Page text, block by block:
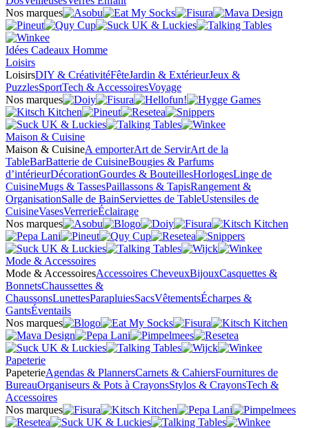
Nos marques
Idées Cadeaux Homme
Loisirs
LoisirsDIY & CréativitéFêteJardin & ExtérieurJeux &
PuzzlesSportTech & AccessoiresVoyage
Nos marques
Maison & Cuisine
Maison & CuisineA emporterArt de ServirArt de la
TableBarBatterie de CuisineBougies & Parfums
d’intérieurDécorationGourdes & BouteillesHorlogesLinge de
CuisineMugs & TassesPaillassons & TapisRangement &
OrganisationSalle de BainServiettes de TableUstensiles de
CuisineVasesVerrerieÉclairage
Nos marques
Mode & Accessoires
Mode & AccessoiresAccessoires CheveuxBijouxCasquettes &
BonnetsChaussettes &
ChaussonsLunettesParapluiesSacsVêtementsÉcharpes &
GantsÉventails
Nos marques
Papeterie
PapeterieAgendas & PlannersCarnets & CahiersFournitures de
BureauOrganiseurs & Pots à CrayonsStylos & CrayonsTech &
Accessoires
Nos marques